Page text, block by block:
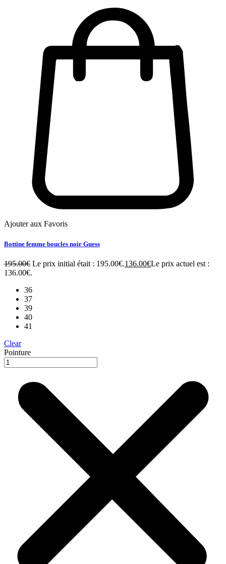
Ajouter aux Favoris
Bottine femme boucles noir Guess
195.00€ Le prix initial était : 195.00€.136.00€Le prix actuel est :
136.00€.
36
37
39
40
41
Clear
Pointure